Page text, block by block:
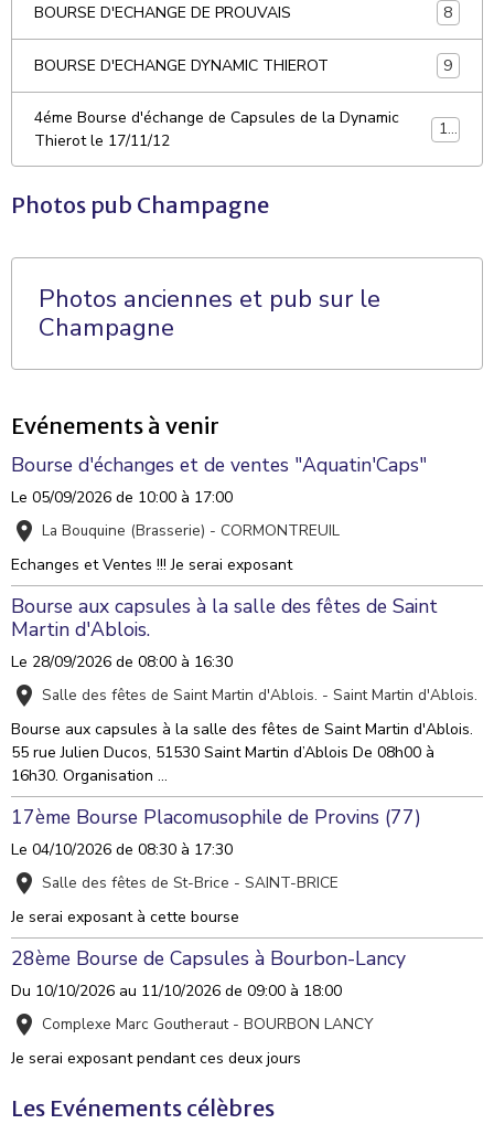
BOURSE D'ECHANGE DE PROUVAIS 8
BOURSE D'ECHANGE DYNAMIC THIEROT 9
4éme Bourse d'échange de Capsules de la Dynamic
Thierot le 17/11/12
10
Photos pub Champagne
Photos anciennes et pub sur le
Champagne
Evénements à venir
Bourse d'échanges et de ventes "Aquatin'Caps"
Le 05/09/2026 de 10:00 à 17:00
La Bouquine (Brasserie) - CORMONTREUIL
Echanges et Ventes !!! Je serai exposant
Bourse aux capsules à la salle des fêtes de Saint
Martin d'Ablois.
Le 28/09/2026 de 08:00 à 16:30
Salle des fêtes de Saint Martin d'Ablois. - Saint Martin d'Ablois.
Bourse aux capsules à la salle des fêtes de Saint Martin d'Ablois.
55 rue Julien Ducos, 51530 Saint Martin d’Ablois De 08h00 à
16h30. Organisation ...
17ème Bourse Placomusophile de Provins (77)
Le 04/10/2026 de 08:30 à 17:30
Salle des fêtes de St-Brice - SAINT-BRICE
Je serai exposant à cette bourse
28ème Bourse de Capsules à Bourbon-Lancy
Du 10/10/2026 au 11/10/2026 de 09:00 à 18:00
Complexe Marc Goutheraut - BOURBON LANCY
Je serai exposant pendant ces deux jours
Les Evénements célèbres